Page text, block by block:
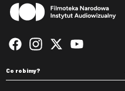
Co robimy?